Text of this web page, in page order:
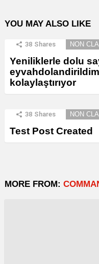
YOU MAY ALSO LIKE
38 Shares NON
Yeniliklerle dolu
kolaylaştırıyor
38 Shares NON
Test Post Created
MORE FROM: